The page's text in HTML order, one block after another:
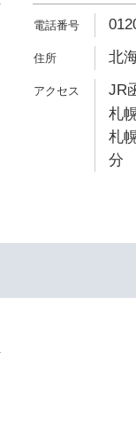
北
JR
札
札
分